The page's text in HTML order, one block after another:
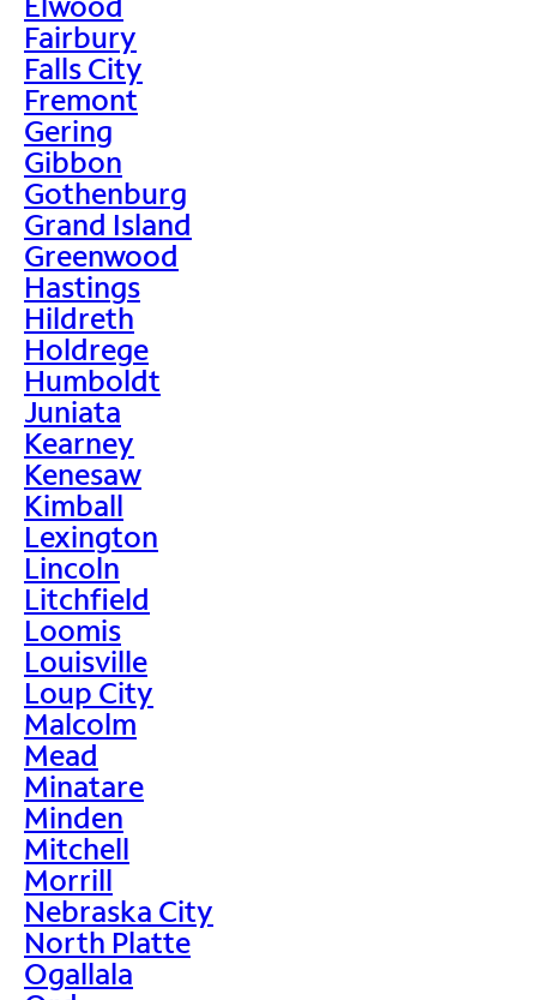
Fairbury
Falls City
Fremont
Gering
Gibbon
Gothenburg
Grand Island
Greenwood
Hastings
Hildreth
Holdrege
Humboldt
Juniata
Kearney
Kenesaw
Kimball
Lexington
Lincoln
Litchfield
Loomis
Louisville
Loup City
Malcolm
Mead
Minatare
Minden
Mitchell
Morrill
Nebraska City
North Platte
Ogallala